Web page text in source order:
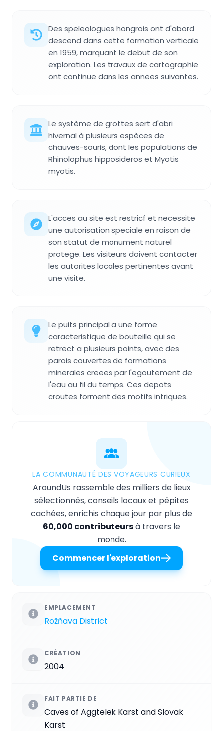
Des speleologues hongrois ont d'abord
descend dans cette formation verticale
en 1959, marquant le debut de son
exploration. Les travaux de cartographie
ont continue dans les annees suivantes.
Le système de grottes sert d'abri
hivernal à plusieurs espèces de
chauves-souris, dont les populations de
Rhinolophus hipposideros et Myotis
myotis.
L'acces au site est restricf et necessite
une autorisation speciale en raison de
son statut de monument naturel
protege. Les visiteurs doivent contacter
les autorites locales pertinentes avant
une visite.
Le puits principal a une forme
caracteristique de bouteille qui se
retrect a plusieurs points, avec des
parois couvertes de formations
minerales creees par l'egoutement de
l'eau au fil du temps. Ces depots
croutes forment des motifs intriques.
LA COMMUNAUTÉ DES VOYAGEURS CURIEUX
AroundUs rassemble des milliers de lieux
sélectionnés, conseils locaux et pépites
cachées, enrichis chaque jour par plus de
60,000 contributeursà travers le
monde.
Commencer l'exploration
EMPLACEMENT
Rožňava District
CRÉATION
2004
FAIT PARTIE DE
Caves of Aggtelek Karst and Slovak
Karst